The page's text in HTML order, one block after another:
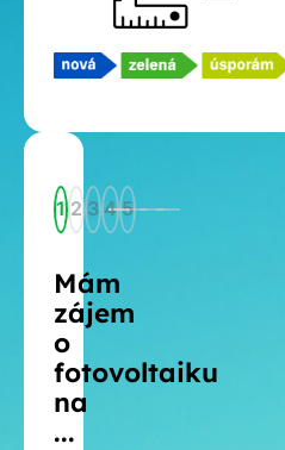
1 2 3 4 5
Mám
zájem
o
fotovoltaiku
na
...